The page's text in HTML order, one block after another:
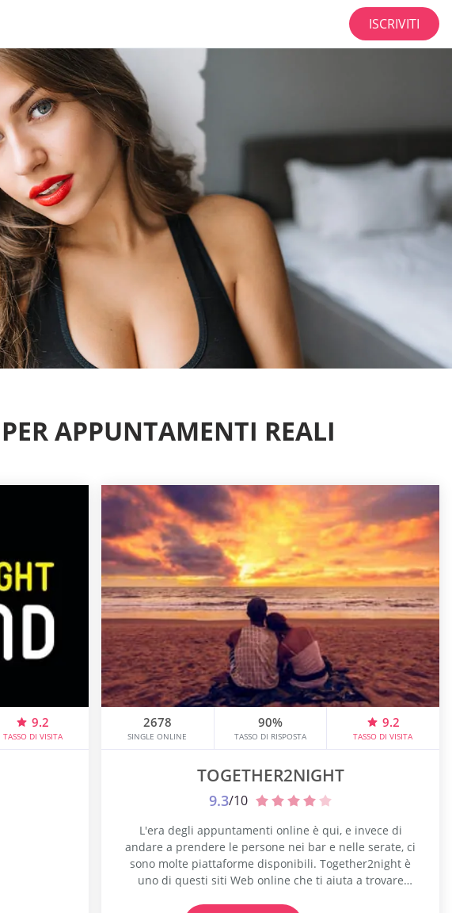
ISCRIVITI
APPUNTAMENTI REALI
9.2
TASSO DI VISITA
2678
SINGLE ONLINE
90%
TASSO DI RISPOSTA
9.2
TASSO DI VISITA
TOGETHER2NIGHT
9.3/10
L'era degli appuntamenti online è qui, e invece di
andare a prendere le persone nei bar e nelle serate, ci
sono molte piattaforme disponibili. Together2night è
uno di questi siti Web online che ti aiuta a trovare